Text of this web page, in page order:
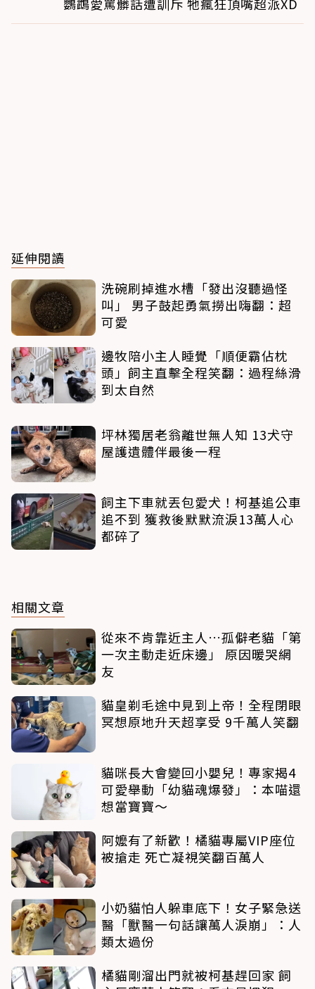
延伸閱讀
洗碗刷掉進水槽「發出沒聽過怪
叫」 男子鼓起勇氣撈出嗨翻：超
可愛
邊牧陪小主人睡覺「順便霸佔枕
頭」飼主直擊全程笑翻：過程絲滑
到太自然
坪林獨居老翁離世無人知 13犬守
屋護遺體伴最後一程
飼主下車就丟包愛犬！柯基追公車
追不到 獲救後默默流淚13萬人心
都碎了
相關文章
從來不肯靠近主人…孤僻老貓「第
一次主動走近床邊」 原因暖哭網
友
貓皇剃毛途中見到上帝！全程閉眼
冥想原地升天超享受 9千萬人笑翻
貓咪長大會變回小嬰兒！專家揭4
可愛舉動「幼貓魂爆發」：本喵還
想當寶寶～
阿嬤有了新歡！橘貓專屬VIP座位
被搶走 死亡凝視笑翻百萬人
小奶貓怕人躲車底下！女子緊急送
醫「獸醫一句話讓萬人淚崩」：人
類太過份
橘貓剛溜出門就被柯基趕回家 飼